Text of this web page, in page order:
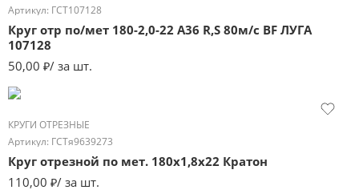
Артикул: ГСТ107128
Круг отр по/мет 180-2,0-22 А36 R,S 80м/с BF ЛУГА
107128
50,00 ₽/ за шт.
КРУГИ ОТРЕЗНЫЕ
Артикул: ГСТя9639273
Круг отрезной по мет. 180х1,8х22 Кратон
110,00 ₽/ за шт.